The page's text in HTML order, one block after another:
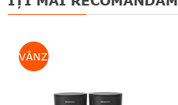
VÂNZARE